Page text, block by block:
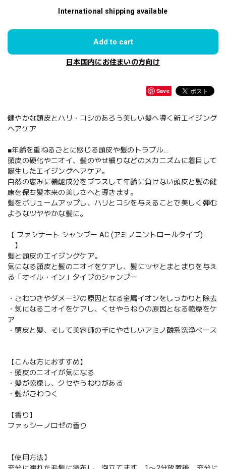
International shipping available
Add to cart
日本国内にお住まいの方向け
Save
健やかな頭皮とハリ・コシのあろう美しい髪へ導く新エイジング
ヘアケア
■年齢を重ねるごとに感じる頭皮や髪のトラブル…
頭皮の硬化やニオイ、髪のやせ細りなどのメカニズムに着目して
誕生したエイジングヘアケア。
自然の恵みに機能成分をプラスして年齢に負けない頭皮と髪の健
康を保ち髪本来の美しさへと導きます。
髪をボリュームアップし、ハリとコシを与えることで美しく弾む
ようなツヤやかな髪に。
【 ファシナート シャンプー AC (アミノコントロールタイプ)
】
髪と頭皮のエイジングケア。
気になる頭皮と髪のニオイをケアし、髪にツヤとまとまりを与え
る「オイル・イン」タイプのシャンプー
・ごわつきやダメージの原因となる金属イオンをしっかりと除去
・気になるニオイをケアし、くせやうねりの原因となる乾燥をケ
ア
・頭皮と髪、そして美容師の手にやさしいアミノ酸系洗浄ベース
【こんな方におすすめ】
・頭皮のニオイが気になる
・髪が乾燥し、クセやうねりがある
・髪がごわつく
【香り】
ファッシーノロゼの香り
【使用方法】